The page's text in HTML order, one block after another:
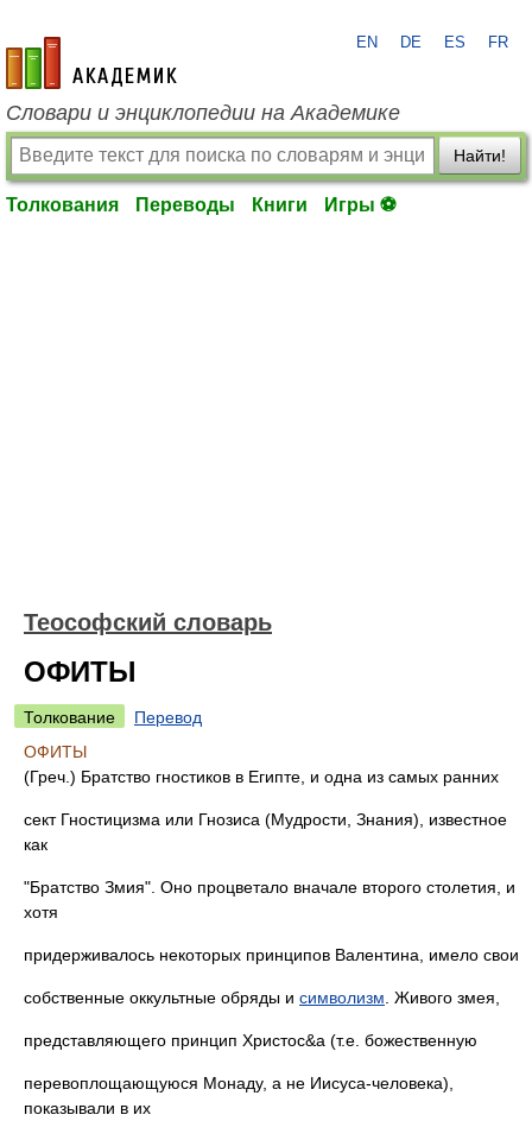
academic.ru
EN DE ES FR
Словари и энциклопедии на Академике
Найти!
Толкования Переводы Книги Игры ⚽
Теософский словарь
ОФИТЫ
Толкование
Перевод
ОФИТЫ
(Греч.) Братство гностиков в Египте, и одна из самых ранних
сект Гностицизма или Гнозиса (Мудрости, Знания), известное
как
"Братство Змия". Оно процветало вначале второго столетия, и
хотя
придерживалось некоторых принципов Валентина, имело свои
собственные оккультные обряды и символизм . Живого змея,
представляющего принцип Христос&а (т.е. божественную
перевоплощающуюся Монаду, а не Иисуса-человека),
показывали в их